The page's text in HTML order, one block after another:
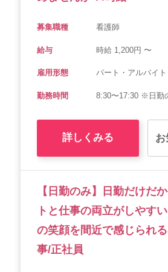
募集職種 看護師
給与 時給 1,200円 〜
雇用形態 パート・アルバイト
勤務時間 8:30〜17:30 ※日勤
詳しくみる お
【日勤のみ】日勤だけだ
トと仕事の両立がしやす
の笑顔を間近で感じられ
事/正社員